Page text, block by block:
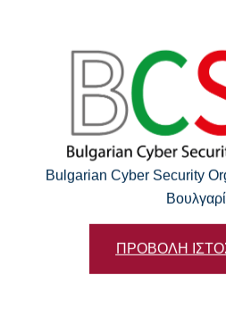
Bulgarian Cyber Security
ΠΡΟΒΟΛΗ